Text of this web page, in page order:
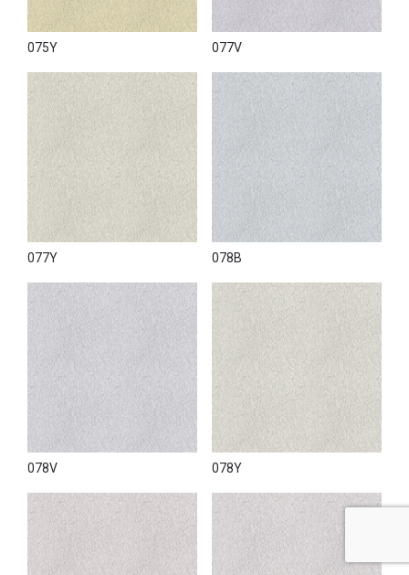
075Y 077V
077Y 078B
078V 078Y